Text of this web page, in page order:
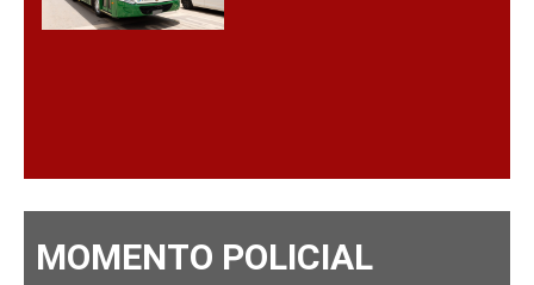
MOMENTO POLICIAL